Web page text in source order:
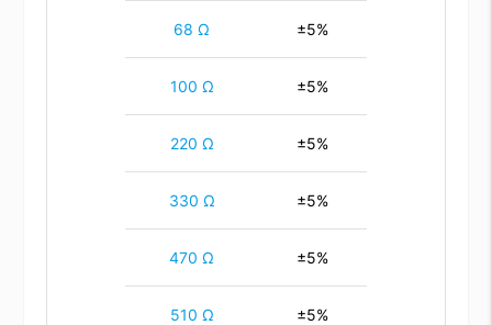
68 Ω ±5%
100 Ω ±5%
220 Ω ±5%
330 Ω ±5%
470 Ω ±5%
510 Ω ±5%